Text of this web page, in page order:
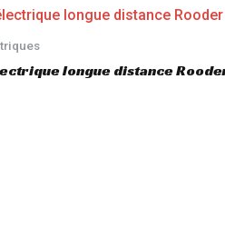
longue distance